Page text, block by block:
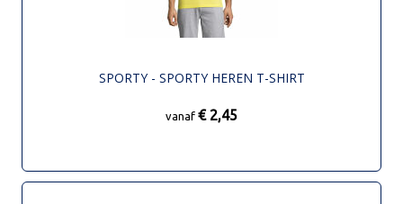
SPORTY - SPORTY HEREN T-SHIRT
vanaf € 2,45